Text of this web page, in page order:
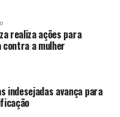
realiza ações para
a mulher
indesejadas avança para